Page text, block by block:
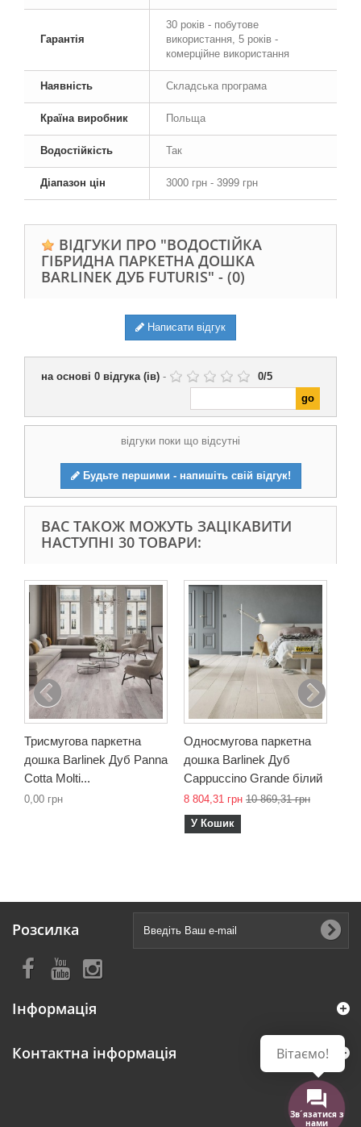
Гарантія
30 років - побутове
використання, 5 років -
комерційне використання
Наявність Складська програма
Країна виробник Польща
Водостійкість Так
Діапазон цін 3000 грн - 3999 грн
ВІДГУКИ ПРО "ВОДОСТІЙКА
ГІБРИДНА ПАРКЕТНА ДОШКА
BARLINEK ДУБ FUTURIS" - (0)
Написати відгук
на основі 0 відгука (ів) - 0/5
відгуки поки що відсутні
Будьте першими - напишіть свій відгук!
ВАС ТАКОЖ МОЖУТЬ ЗАЦІКАВИТИ
НАСТУПНІ 30 ТОВАРИ:
Триcмугова паркетна
дошка Barlinek Дуб Panna
Cotta Molti...
0,00 грн
Односмугова паркетна
дошка Barlinek Дуб
Cappuccino Grande білий
8 804,31 грн 10 869,31 грн
У Кошик
Розсилка
Інформація
Контактна інформація
Зв´язатися з
нами
Вітаємо!